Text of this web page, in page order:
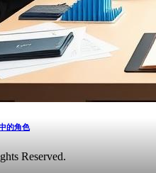
的角色
Reserved.